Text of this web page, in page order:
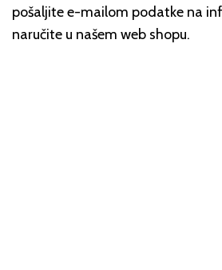
pošaljite e-mailom podatke na
naručite u našem web shopu.